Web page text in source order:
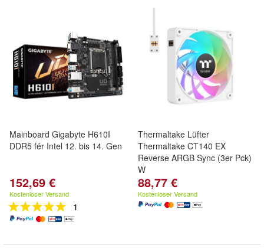
Mainboard Gigabyte H610I
DDR5 fér Intel 12. bis 14. Gen
152,69 €
Kostenloser Versand
1
Thermaltake Lüfter
Thermaltake CT140 EX
Reverse ARGB Sync (3er Pck)
W
88,77 €
Kostenloser Versand